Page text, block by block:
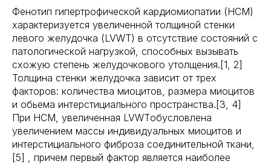
Фенотип гипертрофической кардиомиопатии (HCM)
характеризуется увеличенной толщиной стенки
левого желудочка (LVWT) в отсутствие состояний с
патологической нагрузкой, способных вызывать
схожую степень желудочкового утолщения.[1, 2]
Толщина стенки желудочка зависит от трех
факторов: количества миоцитов, размера миоцитов
и обьема интерстициального пространства.[3, 4]
При HCM, увеличенная LVWTобусловлена
увеличением массы индивидуальных миоцитов и
интерстициального фиброза соединительной ткани,
[5] , причем первый фактор является наиболее